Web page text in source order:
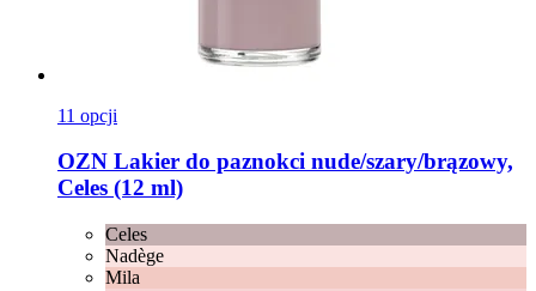
11 opcji
OZN Lakier do paznokci nude/szary/brązowy,
Celes (12 ml)
Celes
Nadège
Mila